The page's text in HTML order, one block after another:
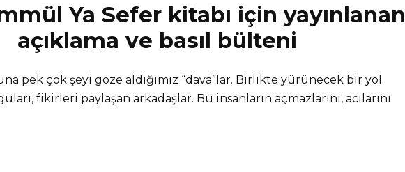
Ya Sefer kitabı için yayınlanan
açıklama ve basıl bülteni
pek çok şeyi göze aldığımız “dava”lar. Birlikte yürünecek bir yol.
fikirleri paylaşan arkadaşlar. Bu insanların açmazlarını, acılarını